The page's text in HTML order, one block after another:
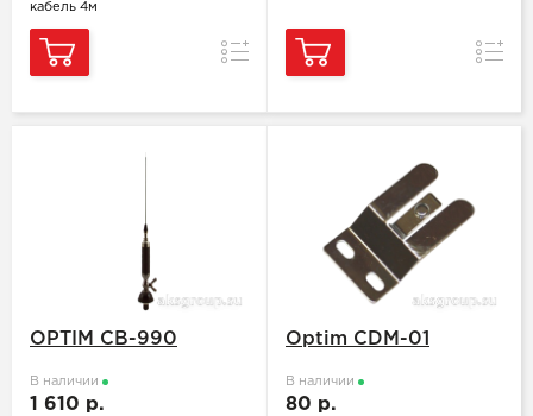
кабель 4м
Сравнение
OPTIM CB-990
В наличии
1 610 р.
Optim CDM-01
В наличии
80 р.